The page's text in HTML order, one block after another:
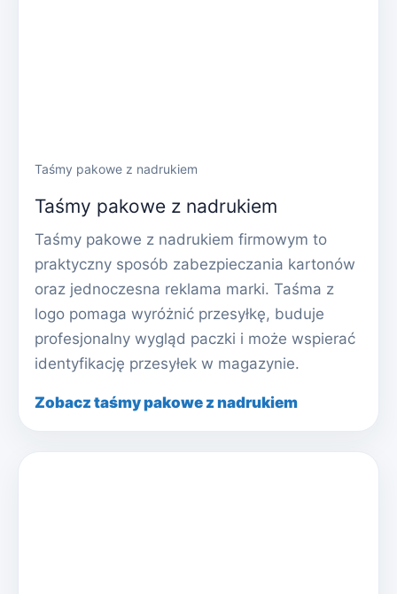
Taśmy pakowe z nadrukiem
Taśmy pakowe z nadrukiem
Taśmy pakowe z nadrukiem firmowym to
praktyczny sposób zabezpieczania kartonów
oraz jednoczesna reklama marki. Taśma z
logo pomaga wyróżnić przesyłkę, buduje
profesjonalny wygląd paczki i może wspierać
identyfikację przesyłek w magazynie.
Zobacz taśmy pakowe z nadrukiem